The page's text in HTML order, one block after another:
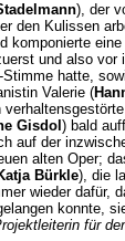
), der
den Kulissen
komponierte
und also vor
hatte,
Valerie (
Gisdol ) bald
auf der
alten Oper;
Bürkle), die
wieder dafür,
konnte,
für